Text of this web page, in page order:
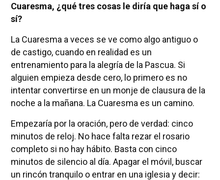
Cuaresma, ¿qué tres cosas le diría que haga sí o
sí?
La Cuaresma a veces se ve como algo antiguo o
de castigo, cuando en realidad es un
entrenamiento para la alegría de la Pascua. Si
alguien empieza desde cero, lo primero es no
intentar convertirse en un monje de clausura de la
noche a la mañana. La Cuaresma es un camino.
Empezaría por la oración, pero de verdad: cinco
minutos de reloj. No hace falta rezar el rosario
completo si no hay hábito. Basta con cinco
minutos de silencio al día. Apagar el móvil, buscar
un rincón tranquilo o entrar en una iglesia y decir: